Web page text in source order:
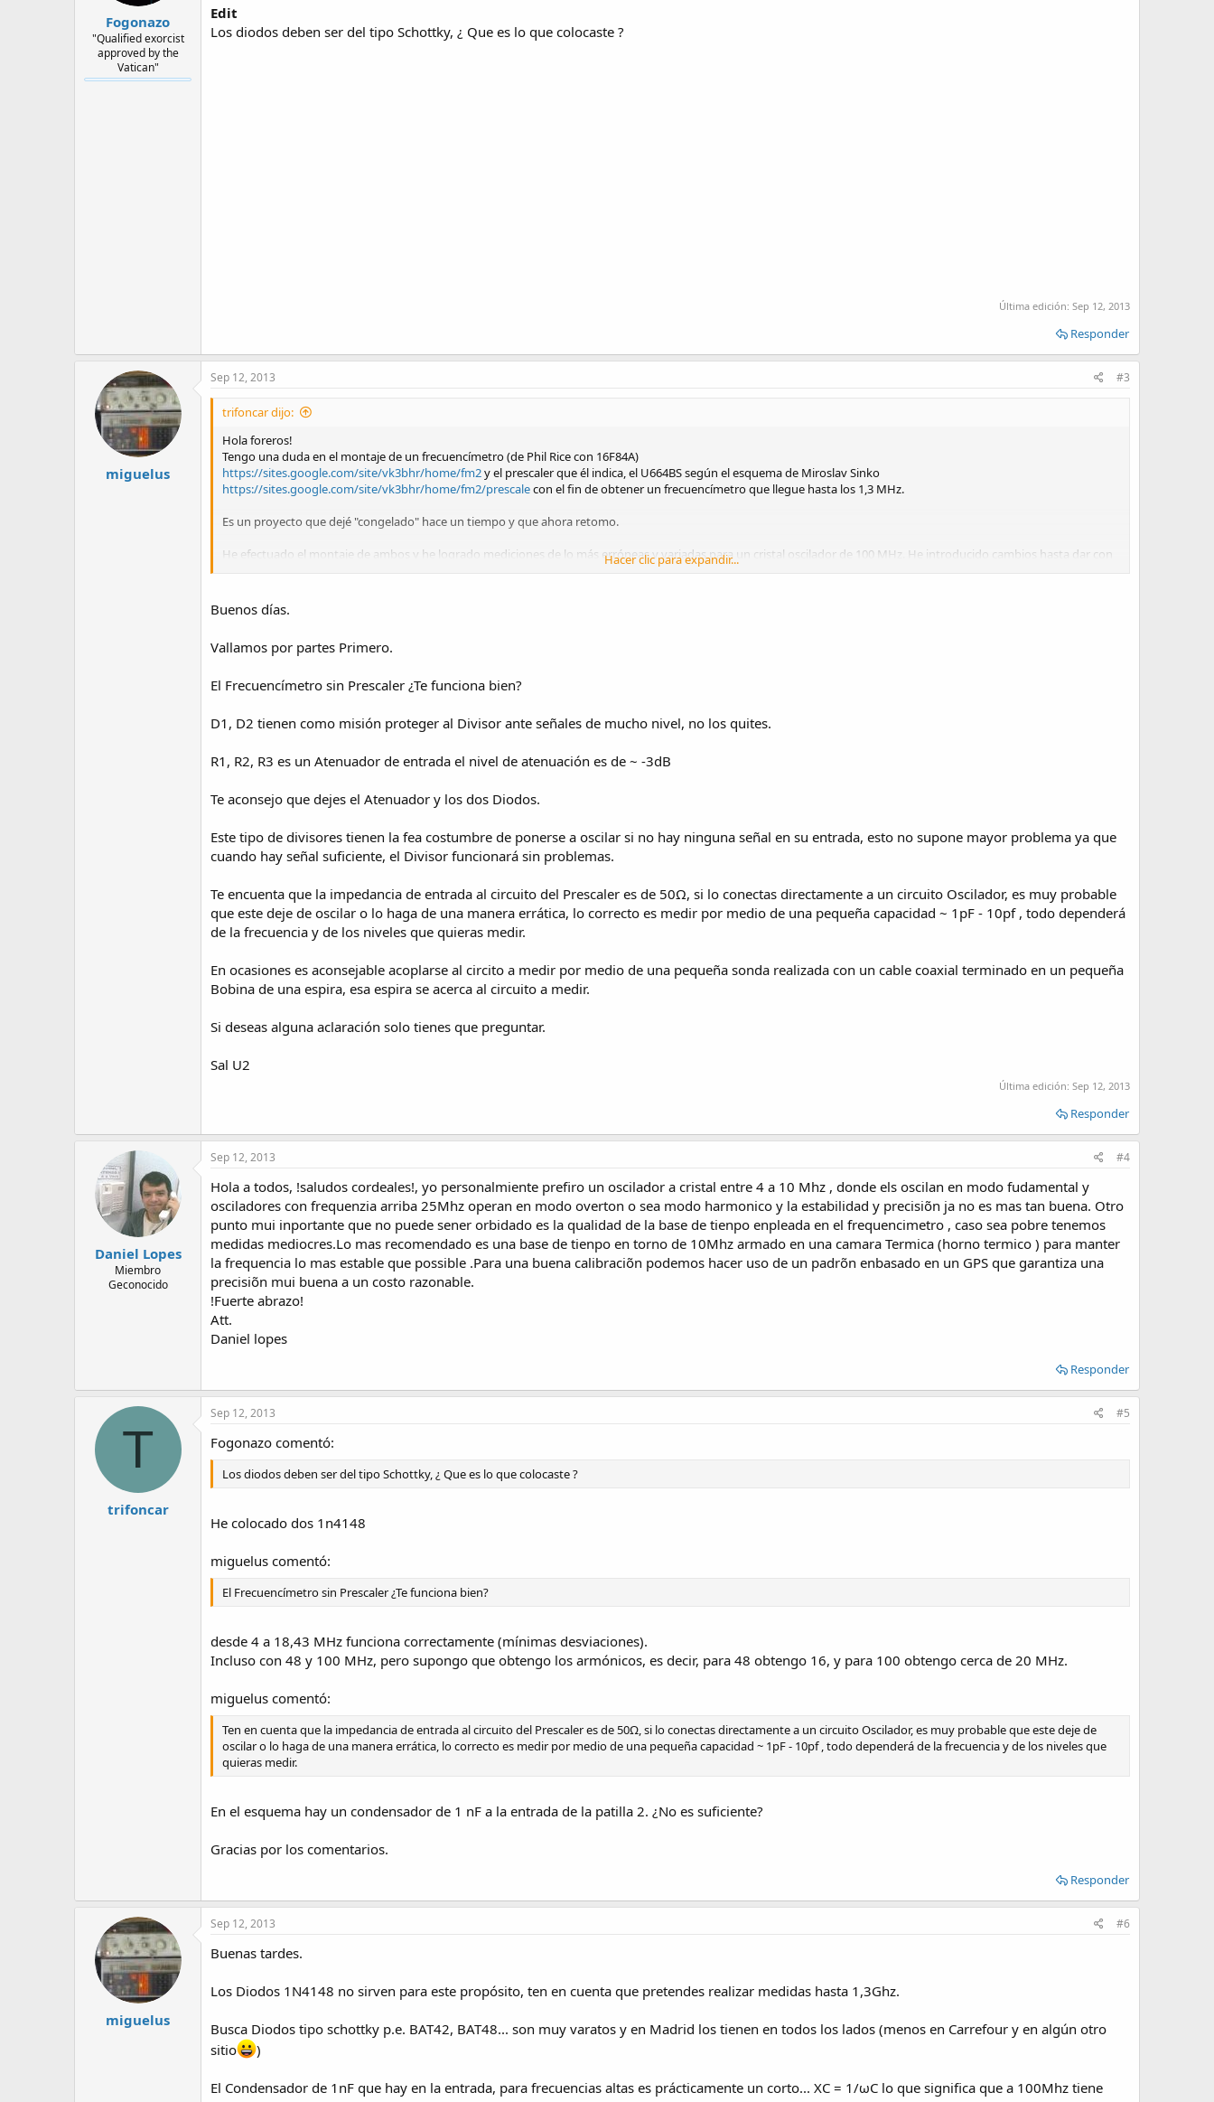
Fogonazo
"Qualified exorcist
approved by the
Vatican"
Edit
Los diodos deben ser del tipo Schottky, ¿ Que es lo que colocaste ?
Última edición: Sep 12, 2013
Responder
miguelus
Sep 12, 2013 #3
trifoncar dijo:
Hola foreros!
Tengo una duda en el montaje de un frecuencímetro (de Phil Rice con 16F84A)
https://sites.google.com/site/vk3bhr/home/fm2y el prescaler que él indica, el U664BS según el esquema de Miroslav Sinko
https://sites.google.com/site/vk3bhr/home/fm2/prescalecon el fin de obtener un frecuencímetro que llegue hasta los 1,3 MHz.
Es un proyecto que dejé "congelado" hace un tiempo y que ahora retomo.
He efectuado el montaje de ambos y he logrado mediciones de lo más erróneas y variadas para un cristal oscilador de 100 MHz. He introducido cambios hasta dar con
Hacer clic para expandir...
Buenos días.
Vallamos por partes Primero.
El Frecuencímetro sin Prescaler ¿Te funciona bien?
D1, D2 tienen como misión proteger al Divisor ante señales de mucho nivel, no los quites.
R1, R2, R3 es un Atenuador de entrada el nivel de atenuación es de ~ -3dB
Te aconsejo que dejes el Atenuador y los dos Diodos.
Este tipo de divisores tienen la fea costumbre de ponerse a oscilar si no hay ninguna señal en su entrada, esto no supone mayor problema ya que
cuando hay señal suficiente, el Divisor funcionará sin problemas.
Te encuenta que la impedancia de entrada al circuito del Prescaler es de 50Ω, si lo conectas directamente a un circuito Oscilador, es muy probable
que este deje de oscilar o lo haga de una manera errática, lo correcto es medir por medio de una pequeña capacidad ~ 1pF - 10pf , todo dependerá
de la frecuencia y de los niveles que quieras medir.
En ocasiones es aconsejable acoplarse al circito a medir por medio de una pequeña sonda realizada con un cable coaxial terminado en un pequeña
Bobina de una espira, esa espira se acerca al circuito a medir.
Si deseas alguna aclaración solo tienes que preguntar.
Sal U2
Última edición: Sep 12, 2013
Responder
Daniel Lopes
Miembro
Geconocido
Sep 12, 2013 #4
Hola a todos, !saludos cordeales!, yo personalmiente prefiro un oscilador a cristal entre 4 a 10 Mhz , donde els oscilan en modo fudamental y
osciladores con frequenzia arriba 25Mhz operan en modo overton o sea modo harmonico y la estabilidad y precisiõn ja no es mas tan buena. Otro
punto mui inportante que no puede sener orbidado es la qualidad de la base de tienpo enpleada en el frequencimetro , caso sea pobre tenemos
medidas mediocres.Lo mas recomendado es una base de tienpo en torno de 10Mhz armado en una camara Termica (horno termico ) para manter
la frequencia lo mas estable que possible .Para una buena calibraciõn podemos hacer uso de un padrõn enbasado en un GPS que garantiza una
precisiõn mui buena a un costo razonable.
!Fuerte abrazo!
Att.
Daniel lopes
Responder
T
trifoncar
Sep 12, 2013 #5
Fogonazo comentó:
Los diodos deben ser del tipo Schottky, ¿ Que es lo que colocaste ?
He colocado dos 1n4148
miguelus comentó:
El Frecuencímetro sin Prescaler ¿Te funciona bien?
desde 4 a 18,43 MHz funciona correctamente (mínimas desviaciones).
Incluso con 48 y 100 MHz, pero supongo que obtengo los armónicos, es decir, para 48 obtengo 16, y para 100 obtengo cerca de 20 MHz.
miguelus comentó:
Ten en cuenta que la impedancia de entrada al circuito del Prescaler es de 50Ω, si lo conectas directamente a un circuito Oscilador, es muy probable que este deje de
oscilar o lo haga de una manera errática, lo correcto es medir por medio de una pequeña capacidad ~ 1pF - 10pf , todo dependerá de la frecuencia y de los niveles que
quieras medir.
En el esquema hay un condensador de 1 nF a la entrada de la patilla 2. ¿No es suficiente?
Gracias por los comentarios.
Responder
miguelus
Sep 12, 2013 #6
Buenas tardes.
Los Diodos 1N4148 no sirven para este propósito, ten en cuenta que pretendes realizar medidas hasta 1,3Ghz.
Busca Diodos tipo schottky p.e. BAT42, BAT48... son muy varatos y en Madrid los tienen en todos los lados (menos en Carrefour y en algún otro
sitio
)
El Condensador de 1nF que hay en la entrada, para frecuencias altas es prácticamente un corto... XC = 1/ωC lo que significa que a 100Mhz tiene